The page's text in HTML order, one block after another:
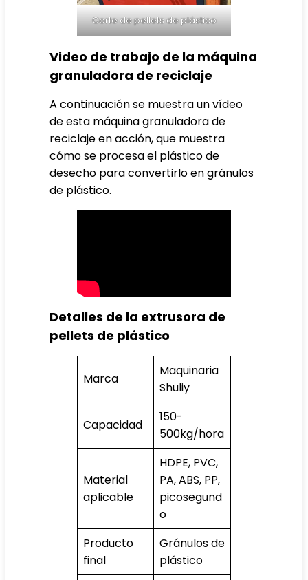
Corte de pellets de plástico
Video de trabajo de la máquina
granuladora de reciclaje
A continuación se muestra un vídeo
de esta máquina granuladora de
reciclaje en acción, que muestra
cómo se procesa el plástico de
desecho para convertirlo en gránulos
de plástico.
Detalles de la extrusora de
pellets de plástico
Marca
Maquinaria
Shuliy
Capacidad
150-
500kg/hora
Material
aplicable
HDPE, PVC,
PA, ABS, PP,
picosegund
o
Producto
final
Gránulos de
plástico